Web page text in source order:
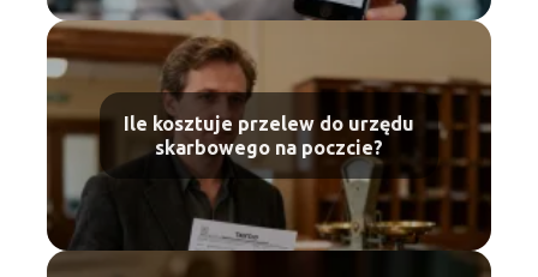
Ile kosztuje przelew do urzędu
skarbowego na poczcie?